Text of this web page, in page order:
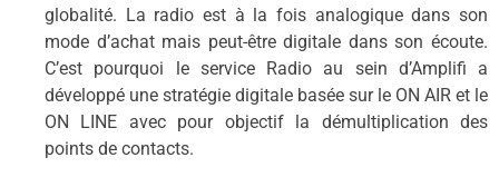
globalité. La radio est à la fois analogique dans son
mode d’achat mais peut-être digitale dans son écoute.
C’est pourquoi le service Radio au sein d’Amplifi a
développé une stratégie digitale basée sur le ON AIR et le
ON LINE avec pour objectif la démultiplication des
points de contacts.